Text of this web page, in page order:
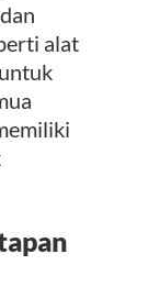
alat